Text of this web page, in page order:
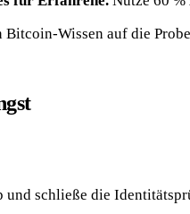
Wissen auf die
schließe die